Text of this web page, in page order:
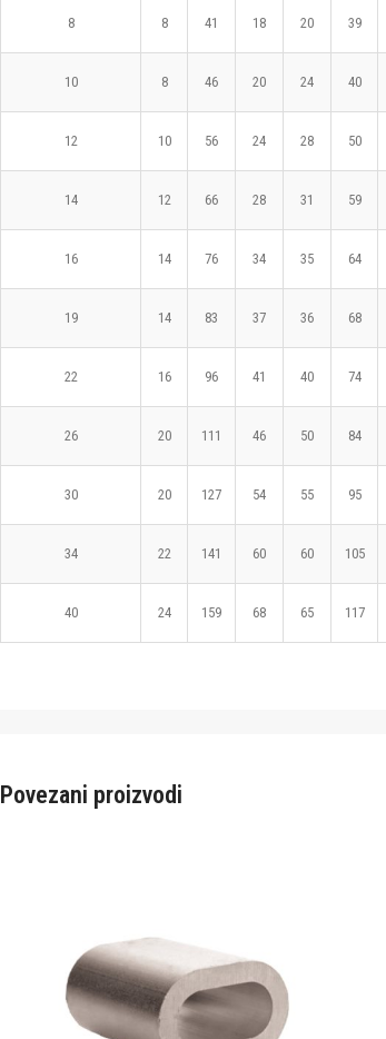
8 8 41 18 20 39
10 8 46 20 24 40
12 10 56 24 28 50
14 12 66 28 31 59
16 14 76 34 35 64
19 14 83 37 36 68
22 16 96 41 40 74
26 20 111 46 50 84
30 20 127 54 55 95
34 22 141 60 60 105
40 24 159 68 65 117
Povezani proizvodi